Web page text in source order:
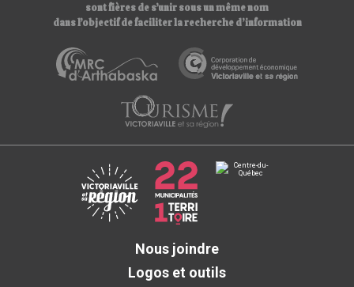
sont fières de s’unir sous un même nom
dans l’objectif de faciliter la recherche d’information
Nous joindre
Logos et outils